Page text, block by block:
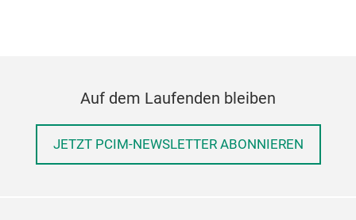
Auf dem Laufenden bleiben
JETZT PCIM-NEWSLETTER ABONNIEREN